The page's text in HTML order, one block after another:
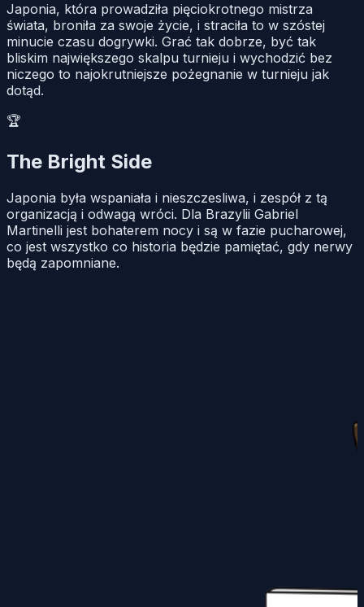
Japonia, która prowadziła pięciokrotnego mistrza
świata, broniła za swoje życie, i straciła to w szóstej
minucie czasu dogrywki. Grać tak dobrze, być tak
bliskim największego skalpu turnieju i wychodzić bez
niczego to najokrutniejsze pożegnanie w turnieju jak
dotąd.
🏆
The Bright Side
Japonia była wspaniała i nieszczesliwa, i zespół z tą
organizacją i odwagą wróci. Dla Brazylii Gabriel
Martinelli jest bohaterem nocy i są w fazie pucharowej,
co jest wszystko co historia będzie pamiętać, gdy nerwy
będą zapomniane.